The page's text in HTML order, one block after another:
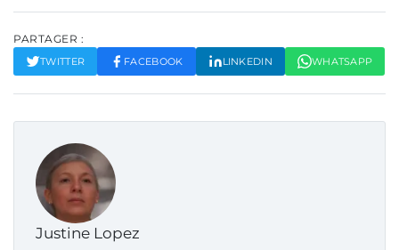
PARTAGER :
TWITTER FACEBOOK LINKEDIN WHATSAPP
Justine Lopez